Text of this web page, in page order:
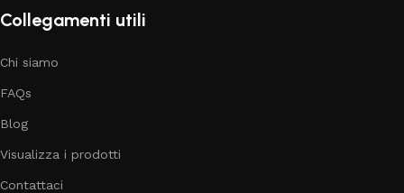
Collegamenti utili
Chi siamo
FAQs
Blog
Visualizza i prodotti
Contattaci